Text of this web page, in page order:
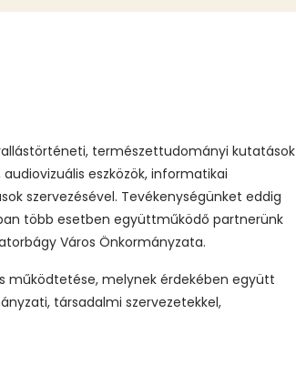
természettudományi kutatások
eszközök, informatikai
szervezésével. Tevékenységünket eddig
több esetben együttműködő partnerünk
Város Önkormányzata.
működtetése, melynek érdekében együtt
társadalmi szervezetekkel,